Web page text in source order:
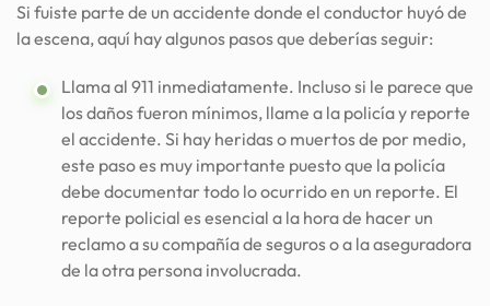
Si fuiste parte de un accidente donde el conductor huyó de
la escena, aquí hay algunos pasos que deberías seguir:
Llama al 911 inmediatamente. Incluso si le parece que
los daños fueron mínimos, llame a la policía y reporte
el accidente. Si hay heridas o muertos de por medio,
este paso es muy importante puesto que la policía
debe documentar todo lo ocurrido en un reporte. El
reporte policial es esencial a la hora de hacer un
reclamo a su compañía de seguros o a la aseguradora
de la otra persona involucrada.